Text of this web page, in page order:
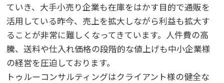
ていき、大手小売り企業も在庫をはかす目的で通販を
活用している昨今、売上を拡大しながら利益も拡大す
ることが非常に難しくなってきています。人件費の高
騰、送料や仕入れ価格の段階的な値上げも中小企業様
の経営を圧迫しております。
トゥルーコンサルティングはクライアント様の健全な